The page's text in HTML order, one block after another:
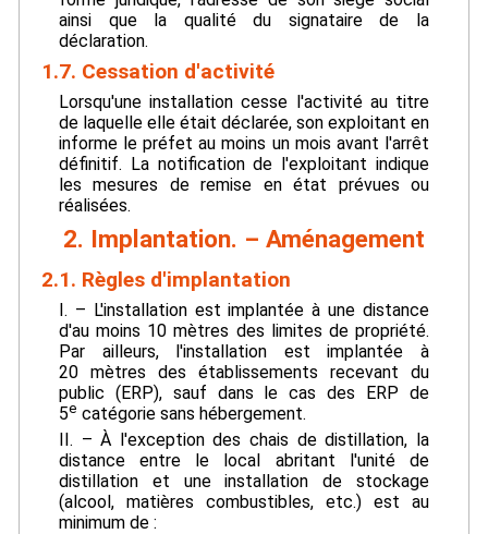
ainsi que la qualité du signataire de la
déclaration.
1.7. Cessation d'activité
Lorsqu'une installation cesse l'activité au titre
de laquelle elle était déclarée, son exploitant en
informe le préfet au moins un mois avant l'arrêt
définitif. La notification de l'exploitant indique
les mesures de remise en état prévues ou
réalisées.
2. Implantation. – Aménagement
2.1. Règles d'implantation
I. – L'installation est implantée à une distance
d'au moins 10 mètres des limites de propriété.
Par ailleurs, l'installation est implantée à
20 mètres des établissements recevant du
public (ERP), sauf dans le cas des ERP de
5e catégorie sans hébergement.
II. – À l'exception des chais de distillation, la
distance entre le local abritant l'unité de
distillation et une installation de stockage
(alcool, matières combustibles, etc.) est au
minimum de :